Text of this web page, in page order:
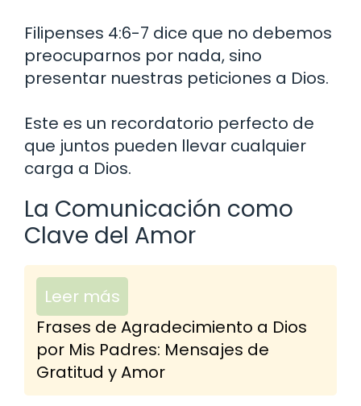
Filipenses 4:6-7 dice que no debemos
preocuparnos por nada, sino
presentar nuestras peticiones a Dios.
Este es un recordatorio perfecto de
que juntos pueden llevar cualquier
carga a Dios.
La Comunicación como
Clave del Amor
Leer más
Frases de Agradecimiento a Dios
por Mis Padres: Mensajes de
Gratitud y Amor